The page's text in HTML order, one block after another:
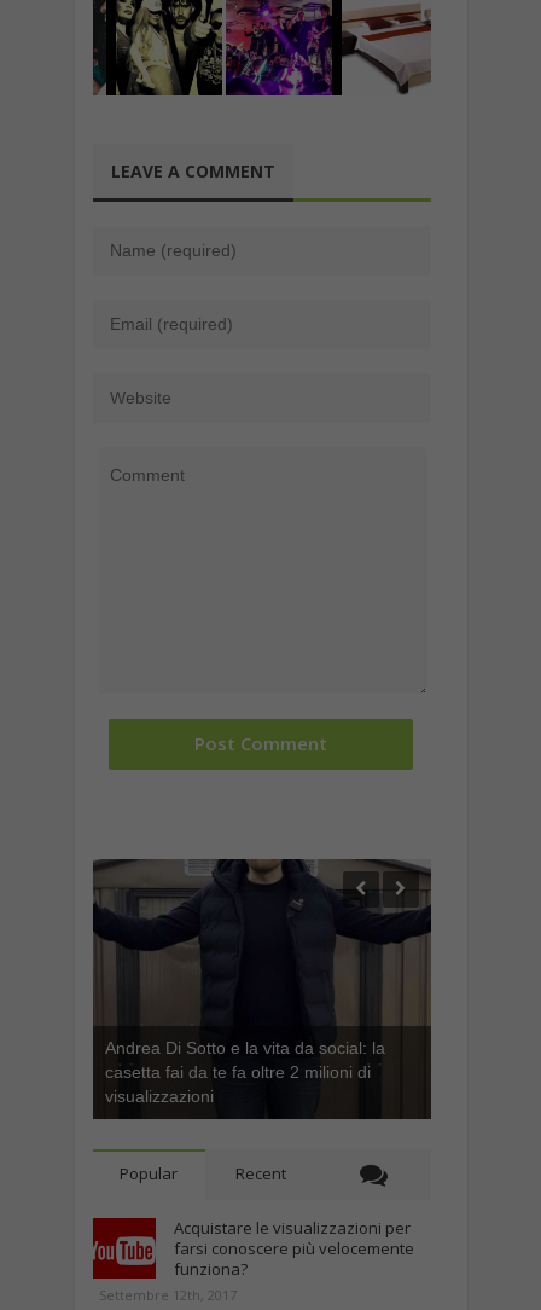
LEAVE A COMMENT
Andrea Di Sotto e la vita da social: la
casetta fai da te fa oltre 2 milioni di
visualizzazioni
Popular Recent
Acquistare le visualizzazioni per
farsi conoscere più velocemente
funziona?
Settembre 12th, 2017